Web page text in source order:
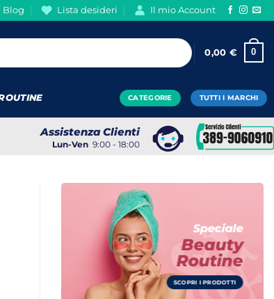
Blog Lista desideri Il mio Account
0,00 € 0
CATEGORIE TUTTI I MARCHI
Assistenza Clienti
Lun-Ven 9:00 - 18:00
Speciale
Beauty
Routine
SCOPRI I PRODOTTI